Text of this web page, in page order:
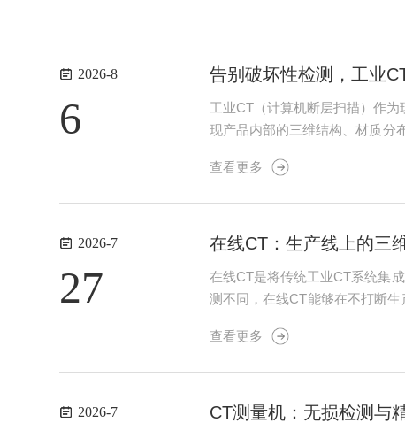
2026-8
6
告别破坏性检测，工业
工业CT（计算机断层扫描）作
现产品内部的三维结构、材质分
到透射后的信号变化。随后，借
查看更多
2026-7
27
在线CT：生产线上的三
在线CT是将传统工业CT系统集
测不同，在线CT能够在不打断
引入并行处理等方式缩短检测周
查看更多
2026-7 CT测量机：无损检测与